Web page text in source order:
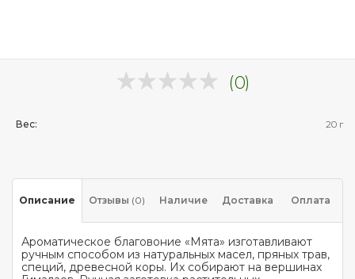
(0)
Вес: 20 г
Описание Отзывы (0) Наличие Доставка Оплата
Ароматическое благовоние «Мята» изготавливают
ручным способом из натуральных масел, пряных трав,
специй, древесной коры. Их собирают на вершинах